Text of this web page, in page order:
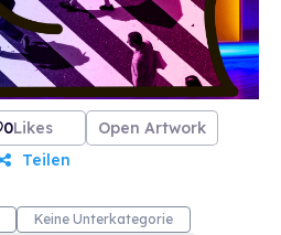
0Likes
Open Artwork
Teilen
Keine Unterkategorie